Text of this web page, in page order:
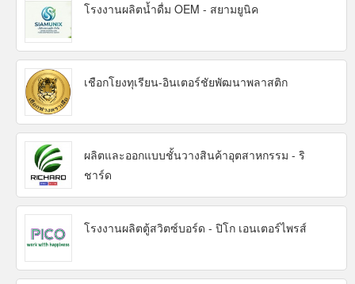
โรงงานผลิตน้ำดื่ม OEM - สยามยูนิค
เชือกโยงทุเรียน-อินเตอร์ชัยพัฒนาพลาสติก
ผลิตและออกแบบชั้นวางสินค้าอุตสาหกรรม - ริ
ชาร์ด
โรงงานผลิตตู้สวิตซ์บอร์ด - ปิโก เอนเตอร์ไพรส์